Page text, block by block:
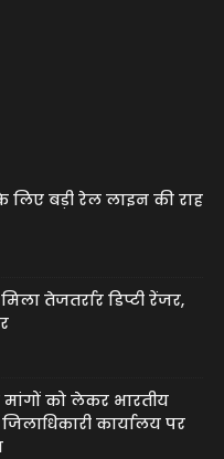
लिए बड़ी रेल लाइन की राह
तेजतर्रार डिप्टी रेंजर,
को लेकर भारतीय
कार्यालय पर